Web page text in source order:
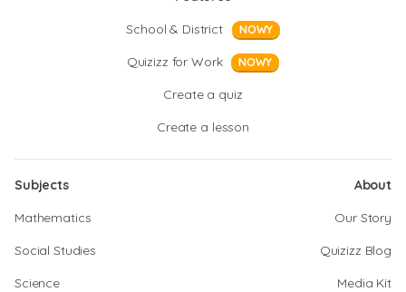
School & District
NOWY
Quizizz for Work NOWY
Create a quiz
Create a lesson
Subjects
Mathematics
Social Studies
Science
About
Our Story
Quizizz Blog
Media Kit